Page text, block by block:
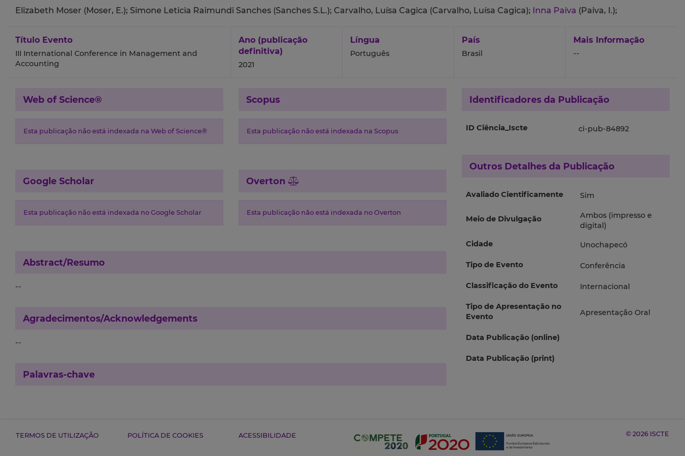
Elizabeth Moser (Moser, E.); Simone Leticia Raimundi Sanches (Sanches S.L.); Carvalho, Luísa Cagica (Carvalho, Luísa Cagica); Inna Paiva (Paiva, I.);
Título Evento
III International Conference in Management and
Accounting
Ano (publicação
definitiva)
2021
Língua
Português
País
Brasil
Mais Informação
--
Web of Science®
Esta publicação não está indexada na Web of Science®
Scopus
Esta publicação não está indexada na Scopus
Google Scholar
Esta publicação não está indexada no Google Scholar
Overton
Esta publicação não está indexada no Overton
Abstract/Resumo
--
Agradecimentos/Acknowledgements
--
Palavras-chave
Identificadores da Publicação
ID Ciência_Iscte ci-pub-84892
Outros Detalhes da Publicação
Avaliado Cientificamente Sim
Meio de Divulgação
Ambos (impresso e
digital)
Cidade
Unochapecó
Tipo de Evento Conferência
Classificação do Evento Internacional
Tipo de Apresentação no
Evento
Apresentação Oral
Data Publicação (online)
Data Publicação (print)
TERMOS DE UTILIZAÇÃO POLÍTICA DE COOKIES ACESSIBILIDADE © 2026 ISCTE